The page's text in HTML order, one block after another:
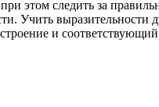
этом следить за
Учить
и